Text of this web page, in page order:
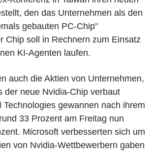
den das Unternehmen als den
gebauten PC-Chip"
Chip soll in Rechnern zum Einsatz
KI-Agenten laufen.
auch die Aktien von Unternehmen,
der neue Nvidia-Chip verbaut
Technologies gewannen nach ihrem
33 Prozent am Freitag nun
Microsoft verbesserten sich um
von Nvidia-Wettbewerbern gaben